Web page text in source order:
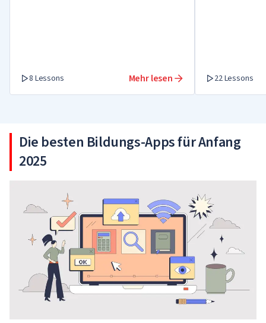
8 Lessons Mehr lesen 22 Lessons
Die besten Bildungs-Apps für Anfang
2025